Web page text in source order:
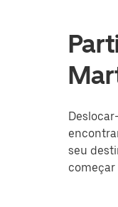
seu
começar